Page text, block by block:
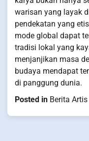
warisan yang layak
pendekatan yang
mode global dapat
tradisi lokal yang
menjanjikan masa
budaya mendapat
di panggung dunia.
Posted in Berita Artis